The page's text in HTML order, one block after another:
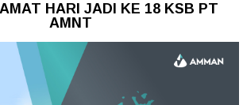
HARI JADI KE 18 KSB PT
AMNT